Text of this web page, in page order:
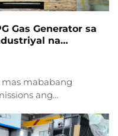
Gas Generator sa
na
mas mababang
ang
food processing.